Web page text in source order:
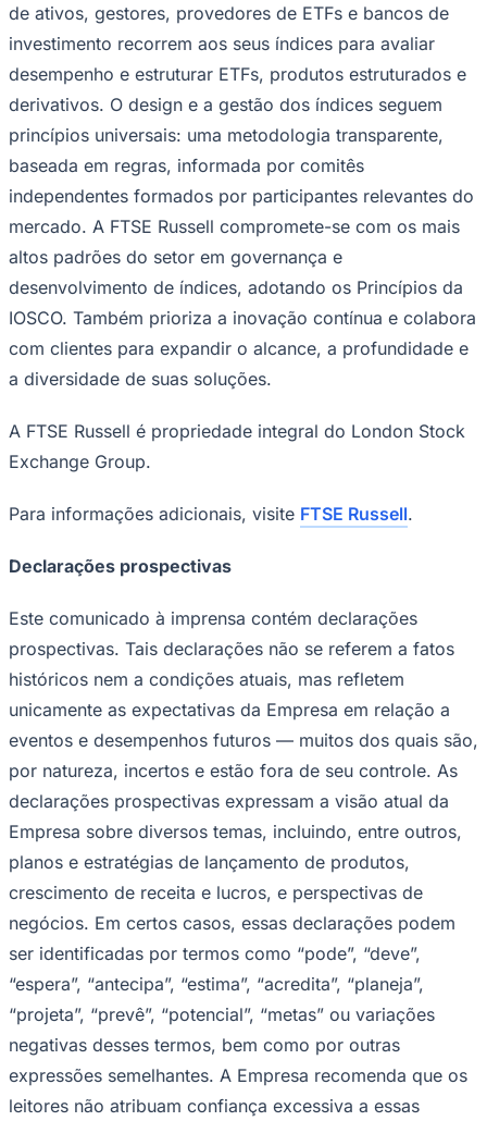
São Paulo
Santos
de ativos, gestores, provedores de ETFs e bancos de
investimento recorrem aos seus índices para avaliar
desempenho e estruturar ETFs, produtos estruturados e
derivativos. O design e a gestão dos índices seguem
princípios universais: uma metodologia transparente,
baseada em regras, informada por comitês
independentes formados por participantes relevantes do
mercado. A FTSE Russell compromete-se com os mais
altos padrões do setor em governança e
desenvolvimento de índices, adotando os Princípios da
IOSCO. Também prioriza a inovação contínua e colabora
com clientes para expandir o alcance, a profundidade e
a diversidade de suas soluções.
A FTSE Russell é propriedade integral do London Stock
Exchange Group.
Para informações adicionais, visite FTSE Russell.
Declarações prospectivas
Este comunicado à imprensa contém declarações
prospectivas. Tais declarações não se referem a fatos
históricos nem a condições atuais, mas refletem
unicamente as expectativas da Empresa em relação a
eventos e desempenhos futuros — muitos dos quais são,
por natureza, incertos e estão fora de seu controle. As
declarações prospectivas expressam a visão atual da
Empresa sobre diversos temas, incluindo, entre outros,
planos e estratégias de lançamento de produtos,
crescimento de receita e lucros, e perspectivas de
negócios. Em certos casos, essas declarações podem
ser identificadas por termos como “pode”, “deve”,
“espera”, “antecipa”, “estima”, “acredita”, “planeja”,
“projeta”, “prevê”, “potencial”, “metas” ou variações
negativas desses termos, bem como por outras
expressões semelhantes. A Empresa recomenda que os
leitores não atribuam confiança excessiva a essas